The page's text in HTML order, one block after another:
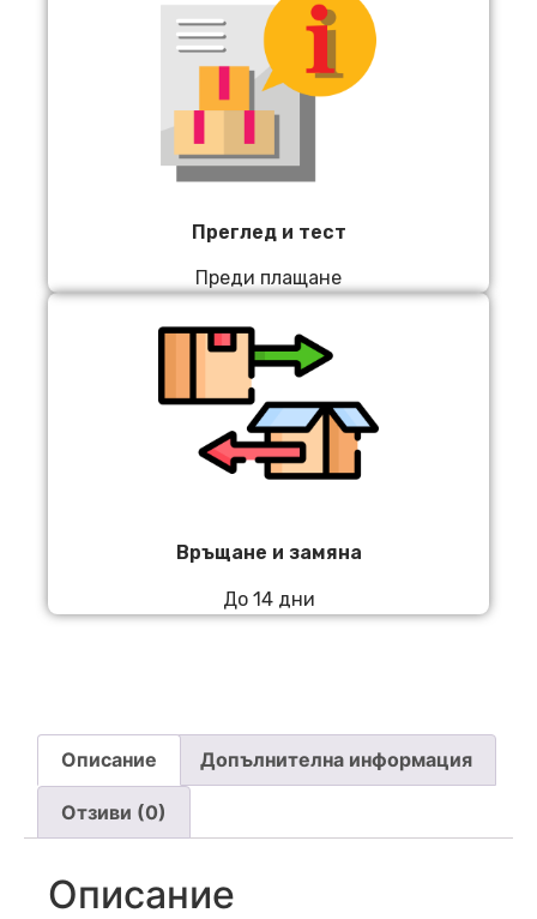
Преглед и тест
Преди плащане
Връщане и замяна
До 14 дни
Описание Допълнителна информация
Отзиви (0)
Описание